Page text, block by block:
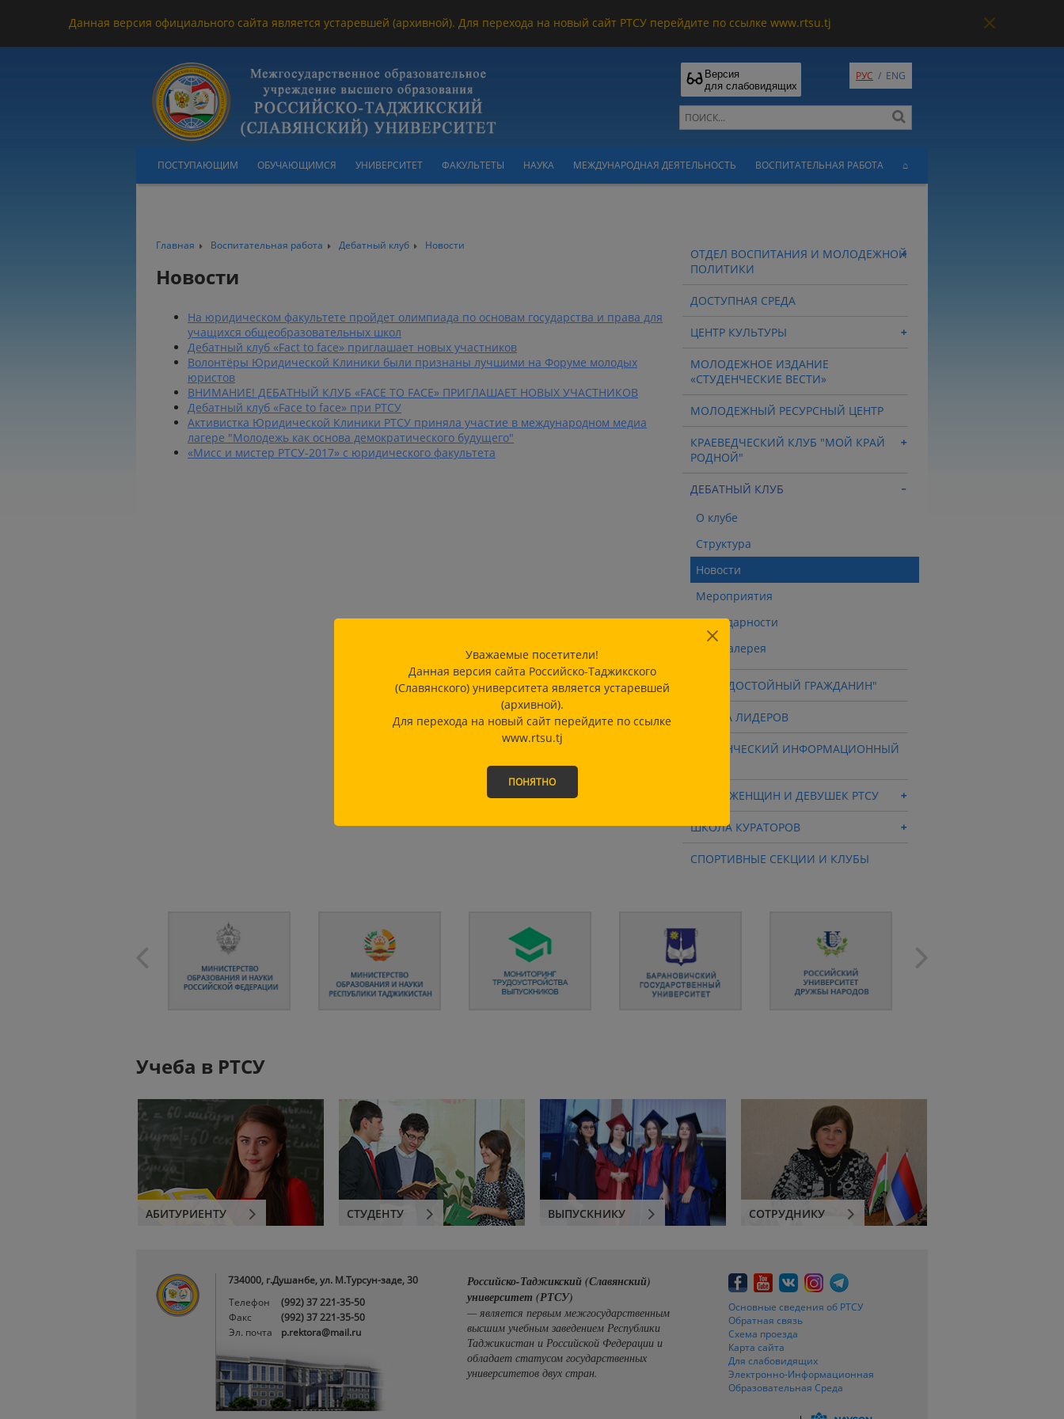
Данная версия официального сайта является устаревшей (архивной). Для перехода на новый сайт РТСУ перейдите по ссылке www.rtsu.tj
Версия
для слабовидящих
РУС / ENG
ПОСТУПАЮЩИМ ОБУЧАЮЩИМСЯ УНИВЕРСИТЕТ ФАКУЛЬТЕТЫ НАУКА МЕЖДУНАРОДНАЯ ДЕЯТЕЛЬНОСТЬ ВОСПИТАТЕЛЬНАЯ РАБОТА ⌂
Главная Воспитательная работа Дебатный клуб Новости
Новости
На юридическом факультете пройдет олимпиада по основам государства и права для
учащихся общеобразовательных школ
Дебатный клуб «Fact to face» приглашает новых участников
Волонтёры Юридической Клиники были признаны лучшими на Форуме молодых
юристов
ВНИМАНИЕ! ДЕБАТНЫЙ КЛУБ «FACE TO FACE» ПРИГЛАШАЕТ НОВЫХ УЧАСТНИКОВ
Дебатный клуб «Face to face» при РТСУ
Активистка Юридической Клиники РТСУ приняла участие в международном медиа
лагере "Молодежь как основа демократического будущего"
«Мисс и мистер РТСУ-2017» с юридического факультета
ОТДЕЛ ВОСПИТАНИЯ И МОЛОДЕЖНОЙ
ПОЛИТИКИ
ДОСТУПНАЯ СРЕДА
ЦЕНТР КУЛЬТУРЫ
МОЛОДЕЖНОЕ ИЗДАНИЕ
«СТУДЕНЧЕСКИЕ ВЕСТИ»
МОЛОДЕЖНЫЙ РЕСУРСНЫЙ ЦЕНТР
КРАЕВЕДЧЕСКИЙ КЛУБ "МОЙ КРАЙ
РОДНОЙ"
ДЕБАТНЫЙ КЛУБ
О клубе
Структура
Новости
Мероприятия
Благодарности
Фотогалерея
КЛУБ "ДОСТОЙНЫЙ ГРАЖДАНИН"
ШКОЛА ЛИДЕРОВ
СТУДЕНЧЕСКИЙ ИНФОРМАЦИОННЫЙ
СОВЕТ ЖЕНЩИН И ДЕВУШЕК РТСУ
ШКОЛА КУРАТОРОВ
СПОРТИВНЫЕ СЕКЦИИ И КЛУБЫ
Учеба в РТСУ
АБИТУРИЕНТУ СТУДЕНТУ ВЫПУСКНИКУ СОТРУДНИКУ
734000, г.Душанбе, ул. М.Турсун-заде, 30
Телефон
(992) 37 221-35-50
Факс
(992) 37 221-35-50
Эл. почта
p.rektora@mail.ru
Российско-Таджикский (Славянский)
университет (РТСУ)
— является первым межгосударственным
высшим учебным заведением Республики
Таджикистан и Российской Федерации и
обладает статусом государственных
университетов двух стран.
Основные сведения об РТСУ
Обратная связь
Схема проезда
Карта сайта
Для слабовидящих
Электронно-Информационная
Образовательная Среда
Уважаемые посетители!
Данная версия сайта Российско-Таджикского
(Славянского) университета является устаревшей
(архивной).
Для перехода на новый сайт перейдите по ссылке
www.rtsu.tj
ПОНЯТНО